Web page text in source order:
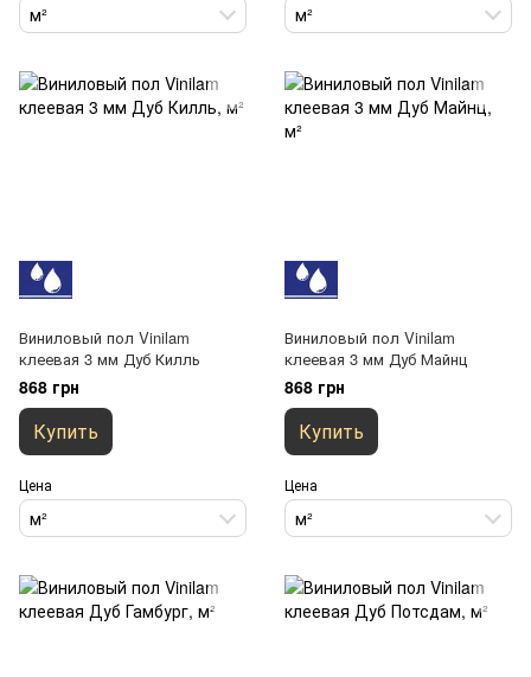
м² м²
Виниловый пол Vinilam
клеевая 3 мм Дуб Килль
868 грн
Купить
Цена
м²
Виниловый пол Vinilam
клеевая 3 мм Дуб Майнц
868 грн
Купить
Цена
м²